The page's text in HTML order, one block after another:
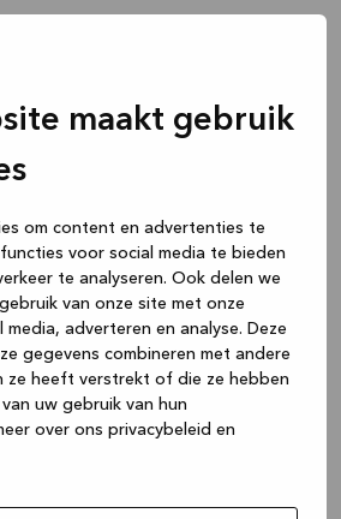
maakt gebruik
om content en advertenties te
voor social media te bieden
te analyseren. Ook delen we
van onze site met onze
adverteren en analyse. Deze
gegevens combineren met andere
ze heeft verstrekt of die ze hebben
uw gebruik van hun
over ons privacybeleid en